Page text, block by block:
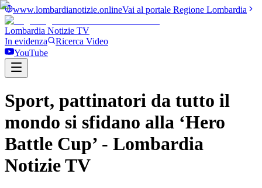
www.lombardianotizie.onlineVai al portale Regione Lombardia
Lombardia Notizie TV
In evidenza
Ricerca Video
YouTube
Sport, pattinatori da tutto il
mondo si sfidano alla ‘Hero
Battle Cup’ - Lombardia
Notizie TV